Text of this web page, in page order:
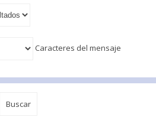
Caracteres del mensaje